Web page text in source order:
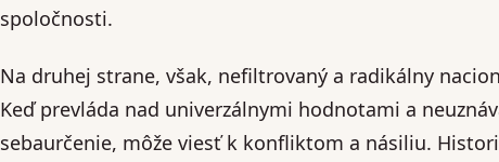
spoločnosti.
Na druhej strane, však, nefiltrovaný a radikálny
Keď prevláda nad univerzálnymi hodnotami a
sebaurčenie, môže viesť k konfliktom a násiliu.